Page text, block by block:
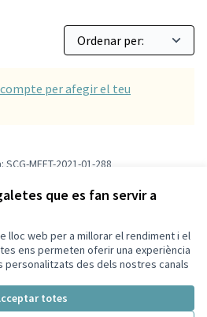
que es fan servir a
lloc web per a millorar el rendiment i el
ens permeten oferir una experiència
personalitzats des dels nostres canals
totes
per afegir el teu
MEET-2021-01-288
al calendari
a Instagram
Cugat a GitHub